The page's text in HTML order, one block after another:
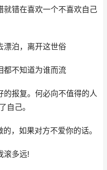
就错在喜欢一个不喜欢自己
漂泊，离开这世俗
都不知道为谁而流
的报复。何必向不值得的人
自己。
，如果对方不爱你的话。
滚多远!